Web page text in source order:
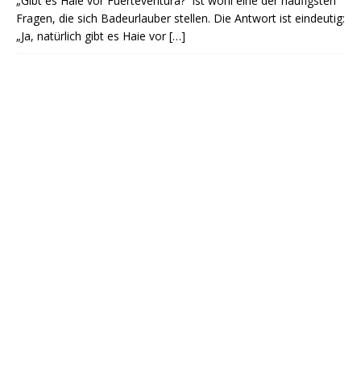
Fragen, die sich Badeurlauber stellen. Die Antwort ist eindeutig:
„Ja, natürlich gibt es Haie vor[…]